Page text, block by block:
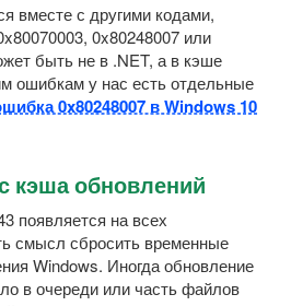
вместе с другими кодами,
0x80248007 или
быть не в .NET, а в кэше
ошибкам у нас есть отдельные
0x80248007 в Windows 10
кэша обновлений
появляется на всех
смысл сбросить временные
Windows. Иногда обновление
в очереди или часть файлов